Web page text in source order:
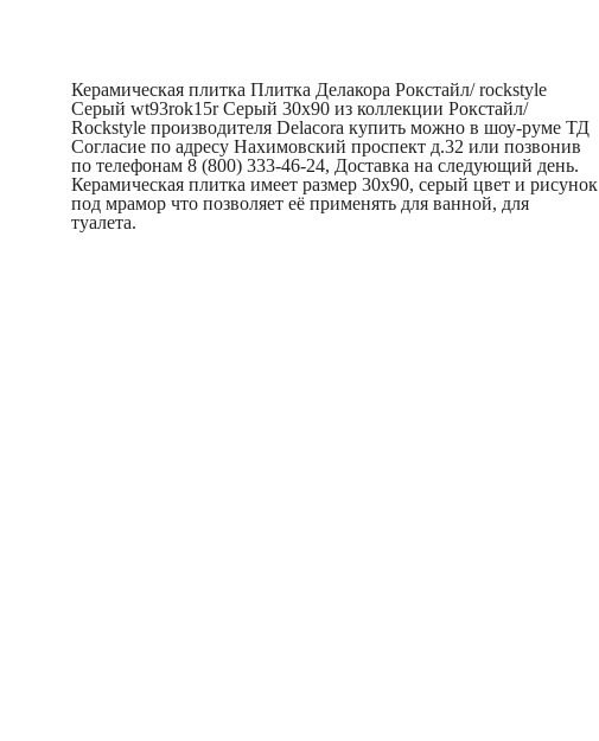
Керамическая плитка Плитка Делакора Рокстайл/ rockstyle
Серый wt93rok15r Серый 30x90 из коллекции Рокстайл/
Rockstyle производителя Delacora купить можно в шоу-руме ТД
Согласие по адресу Нахимовский проспект д.32 или позвонив
по телефонам 8 (800) 333-46-24, Доставка на следующий день.
Керамическая плитка имеет размер 30x90, серый цвет и рисунок
под мрамор что позволяет её применять для ванной, для
туалета.